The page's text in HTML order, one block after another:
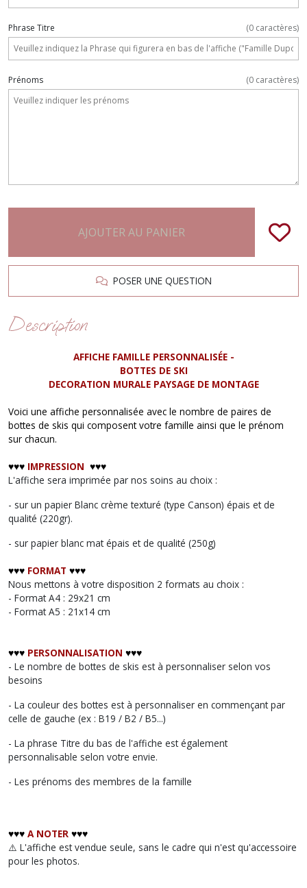
Phrase Titre (0 caractères)
Prénoms (0 caractères)
AJOUTER AU PANIER
POSER UNE QUESTION
Description
AFFICHE FAMILLE PERSONNALISÉE -
BOTTES DE SKI
DECORATION MURALE PAYSAGE DE MONTAGE
Voici une affiche personnalisée avec le nombre de paires de
bottes de skis qui composent votre famille ainsi que le prénom
sur chacun.
♥︎♥︎♥︎ IMPRESSION ♥︎♥︎♥︎
L'affiche sera imprimée par nos soins au choix :
- sur un papier Blanc crème texturé (type Canson) épais et de
qualité (220gr).
- sur papier blanc mat épais et de qualité (250g)
♥︎♥︎♥︎ FORMAT ♥︎♥︎♥︎
Nous mettons à votre disposition 2 formats au choix :
- Format A4 : 29x21 cm
- Format A5 : 21x14 cm
♥︎♥︎♥︎ PERSONNALISATION ♥︎♥︎♥︎
- Le nombre de bottes de skis est à personnaliser selon vos
besoins
- La couleur des bottes est à personnaliser en commençant par
celle de gauche (ex : B19 / B2 / B5...)
- La phrase Titre du bas de l'affiche est également
personnalisable selon votre envie.
- Les prénoms des membres de la famille
♥︎♥︎♥︎ A NOTER ♥︎♥︎♥︎
⚠️ L'affiche est vendue seule, sans le cadre qui n'est qu'accessoire
pour les photos.